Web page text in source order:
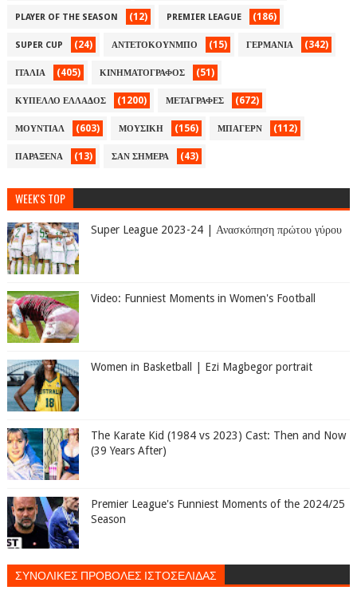
PLAYER OF THE SEASON (12) PREMIER LEAGUE (186)
SUPER CUP (24) ΑΝΤΕΤΟΚΟΥΝΜΠΟ (15) ΓΕΡΜΑΝΙΑ (342)
ΙΤΑΛΙΑ (405) ΚΙΝΗΜΑΤΟΓΡΑΦΟΣ (51)
ΚΥΠΕΛΛΟ ΕΛΛΑΔΟΣ (1200) ΜΕΤΑΓΡΑΦΕΣ (672)
ΜΟΥΝΤΙΑΛ (603) ΜΟΥΣΙΚΗ (156) ΜΠΑΓΕΡΝ (112)
ΠΑΡΑΞΕΝΑ (13) ΣΑΝ ΣΗΜΕΡΑ (43)
WEEK'S TOP
Super League 2023-24 | Ανασκόπηση πρώτου γύρου
Video: Funniest Moments in Women's Football
Women in Basketball | Ezi Magbegor portrait
The Karate Kid (1984 vs 2023) Cast: Then and Now
(39 Years After)
Premier League's Funniest Moments of the 2024/25
Season
ΣΥΝΟΛΙΚΕΣ ΠΡΟΒΟΛΕΣ ΙΣΤΟΣΕΛΙΔΑΣ